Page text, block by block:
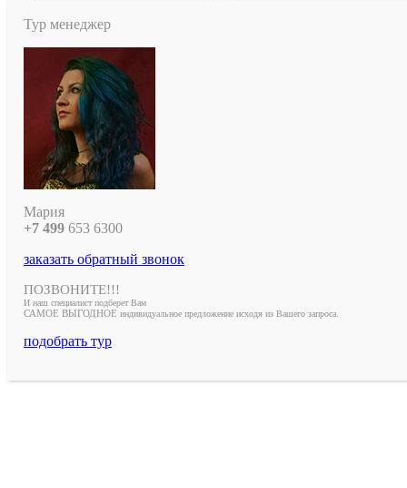
Тур менеджер
Мария
+7 499 653 6300
заказать обратный звонок
ПОЗВОНИТЕ!!!
И наш специалист подберет Вам
САМОЕ ВЫГОДНОЕ индивидуальное предложение исходя из Вашего запроса.
подобрать тур